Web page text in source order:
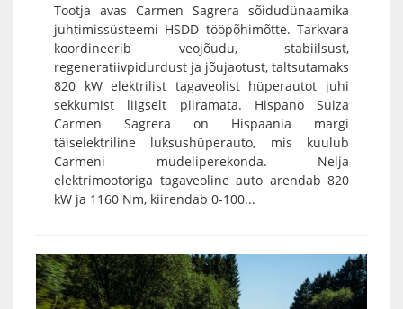
Tootja avas Carmen Sagrera sõidudünaamika
juhtimissüsteemi HSDD tööpõhimõtte. Tarkvara
koordineerib veojõudu, stabiilsust,
regeneratiivpidurdust ja jõujaotust, taltsutamaks
820 kW elektrilist tagaveolist hüperautot juhi
sekkumist liigselt piiramata. Hispano Suiza
Carmen Sagrera on Hispaania margi
täiselektriline luksushüperauto, mis kuulub
Carmeni mudeliperekonda. Nelja
elektrimootoriga tagaveoline auto arendab 820
kW ja 1160 Nm, kiirendab 0-100...